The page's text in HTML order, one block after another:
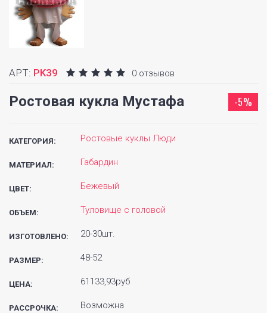
АРТ: PK39 0 отзывов
Ростовая кукла Мустафа -5%
КАТЕГОРИЯ: Ростовые куклы Люди
МАТЕРИАЛ: Габардин
ЦВЕТ: Бежевый
ОБЪЕМ: Туловище с головой
ИЗГОТОВЛЕНО: 20-30шт.
РАЗМЕР: 48-52
ЦЕНА: 61133,93руб
РАССРОЧКА: Возможна